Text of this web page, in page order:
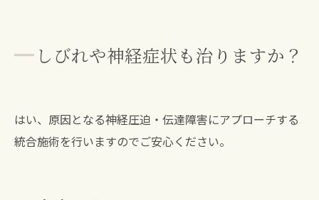
しびれや神経症状も治りますか？
はい、原因となる神経圧迫・伝達障害にアプローチする
統合施術を行いますのでご安心ください。